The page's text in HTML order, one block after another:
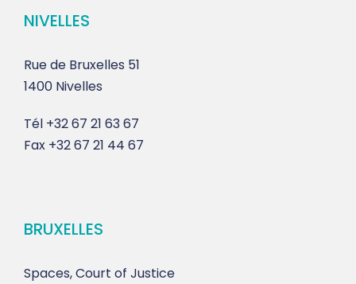
NIVELLES
Rue de Bruxelles 51
1400 Nivelles
Tél +32 67 21 63 67
Fax +32 67 21 44 67
BRUXELLES
Spaces, Court of Justice